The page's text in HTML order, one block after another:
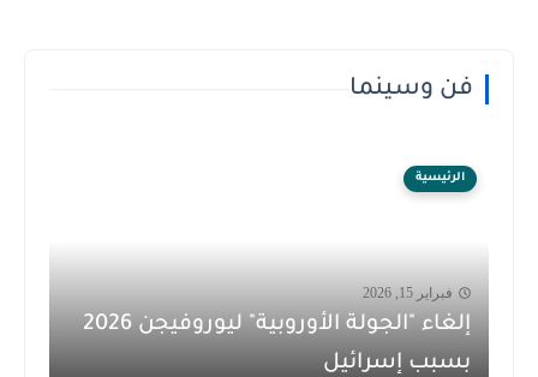
فن وسينما
الرئيسية
فبراير 15, 2026
إلغاء "الجولة الأوروبية" ليوروفيجن 2026
بسبب إسرائيل